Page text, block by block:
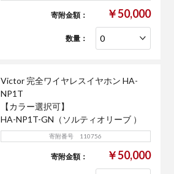
寄附金額： ￥50,000
数量：
Victor 完全ワイヤレスイヤホン HA-
NP1T
【カラー選択可】
HA-NP1T-GN（ソルティオリーブ ）
寄附番号 110756
寄附金額： ￥50,000